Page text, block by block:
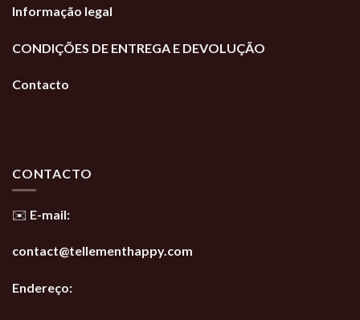
Informação legal
CONDIÇÕES DE ENTREGA E DEVOLUÇÃO
Contacto
CONTACTO
✉️ E-mail:
contact@tellementhappy.com
Endereço: